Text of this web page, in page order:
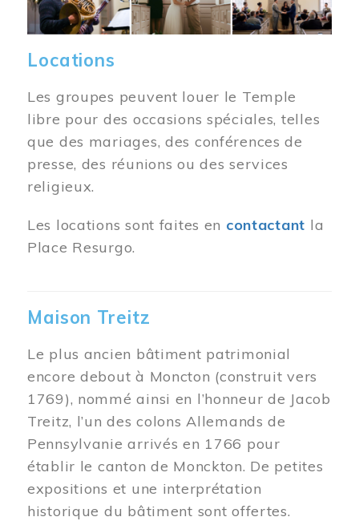
Locations
Les groupes peuvent louer le Temple
libre pour des occasions spéciales, telles
que des mariages, des conférences de
presse, des réunions ou des services
religieux.
Les locations sont faites en contactant la
Place Resurgo.
Maison Treitz
Le plus ancien bâtiment patrimonial
encore debout à Moncton (construit vers
1769), nommé ainsi en l’honneur de Jacob
Treitz, l’un des colons Allemands de
Pennsylvanie arrivés en 1766 pour
établir le canton de Monckton. De petites
expositions et une interprétation
historique du bâtiment sont offertes.